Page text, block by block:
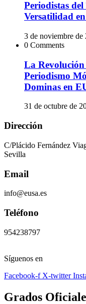
Periodistas
Versatilidad
3 de noviembre de
0 Comments
La
Periodismo
Dominas en
31 de octubre de
Dirección
C/Plácido Fernández
Sevilla
Email
info@eusa.es
Teléfono
954238797
Síguenos en
Facebook-f X-twitter
Grados